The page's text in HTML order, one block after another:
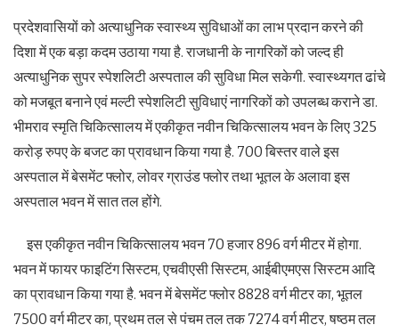
प्रदेशवासियों को अत्याधुनिक स्वास्थ्य सुविधाओं का लाभ प्रदान करने की
दिशा में एक बड़ा कदम उठाया गया है. राजधानी के नागरिकों को जल्द ही
अत्याधुनिक सुपर स्पेशलिटी अस्पताल की सुविधा मिल सकेगी. स्वास्थ्यगत ढांचे
को मजबूत बनाने एवं मल्टी स्पेशलिटी सुविधाएं नागरिकों को उपलब्ध कराने डा.
भीमराव स्मृति चिकित्सालय में एकीकृत नवीन चिकित्सालय भवन के लिए 325
करोड़ रुपए के बजट का प्रावधान किया गया है. 700 बिस्तर वाले इस
अस्पताल में बेसमेंट फ्लोर, लोवर ग्राउंड फ्लोर तथा भूतल के अलावा इस
अस्पताल भवन में सात तल होंगे.
इस एकीकृत नवीन चिकित्सालय भवन 70 हजार 896 वर्ग मीटर में होगा.
भवन में फायर फाइटिंग सिस्टम, एचवीएसी सिस्टम, आईबीएमएस सिस्टम आदि
का प्रावधान किया गया है. भवन में बेसमेंट फ्लोर 8828 वर्ग मीटर का, भूतल
7500 वर्ग मीटर का, प्रथम तल से पंचम तल तक 7274 वर्ग मीटर, षष्ठम तल